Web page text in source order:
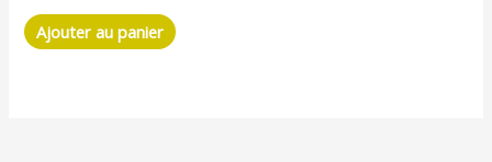
Ajouter au panier